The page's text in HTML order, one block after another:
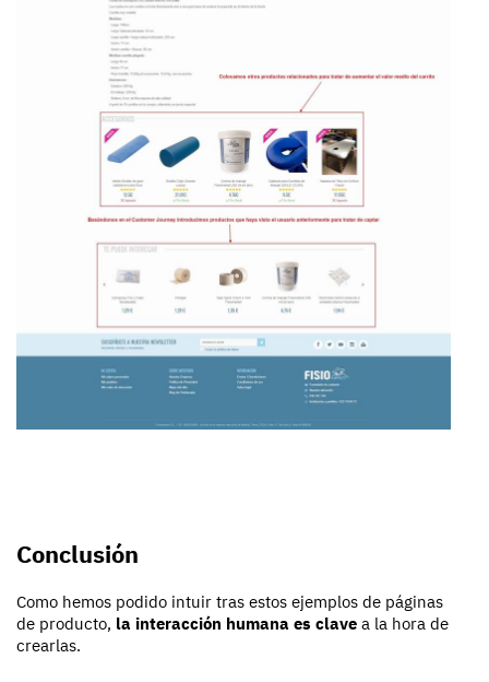
Conclusión
Como hemos podido intuir tras estos ejemplos de páginas
de producto, la interacción humana es clave a la hora de
crearlas.